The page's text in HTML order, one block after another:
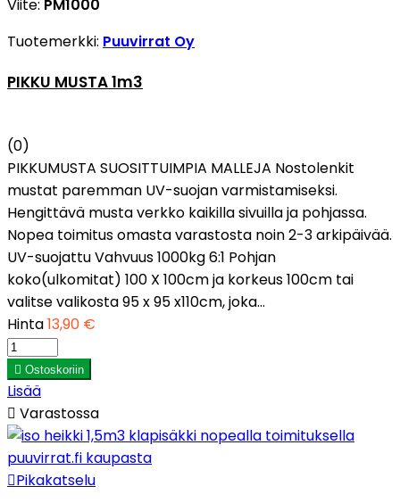
Viite: PM1000
Tuotemerkki: Puuvirrat Oy
PIKKU MUSTA 1m3
(0)
PIKKUMUSTA SUOSITTUIMPIA MALLEJA Nostolenkit
mustat paremman UV-suojan varmistamiseksi.
Hengittävä musta verkko kaikilla sivuilla ja pohjassa.
Nopea toimitus omasta varastosta noin 2-3 arkipäivää.
UV-suojattu Vahvuus 1000kg 6:1 Pohjan
koko(ulkomitat) 100 X 100cm ja korkeus 100cm tai
valitse valikosta 95 x 95 x110cm, joka...
Hinta13,90 €
 Ostoskoriin
Lisää
 Varastossa
Pikakatselu